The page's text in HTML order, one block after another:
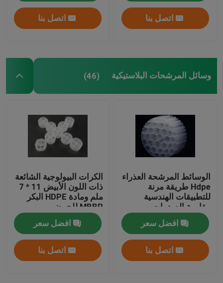
اتصل بنا اتصل بنا
وسائل المرشحات البلاستيكية (46)
الوسائط المرشحة العذراء
Hdpe طريقة مرنة
للتطبيقات الهندسية
مقاومة الصدمات
افضل سعر
اتصل بنا
الكرات البيولوجية الشائعة
ذات اللون الأبيض 11 * 7
ملم ومادة HDPE البكر
MBBR للحوض
افضل سعر
اتصل بنا